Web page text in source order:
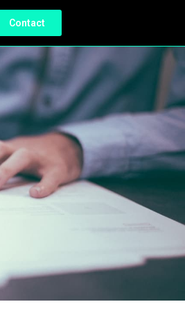
Contact